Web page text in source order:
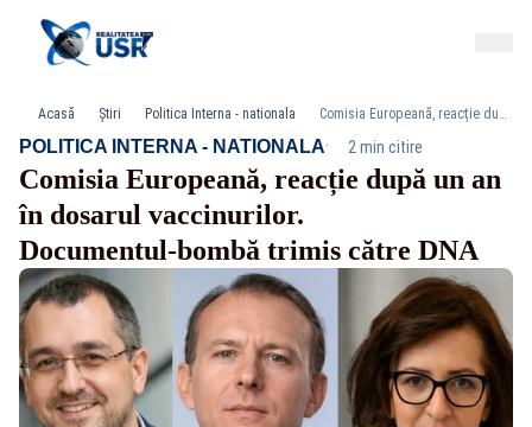
Acasă Știri Politica Interna - nationala Comisia Europeană, reacție după un an în dosarul vaccinurilor. Documentul‑bombă trimis către DNA
POLITICA INTERNA - NATIONALA· 2 min citire
Comisia Europeană, reacție după un an
în dosarul vaccinurilor.
Documentul‑bombă trimis către DNA